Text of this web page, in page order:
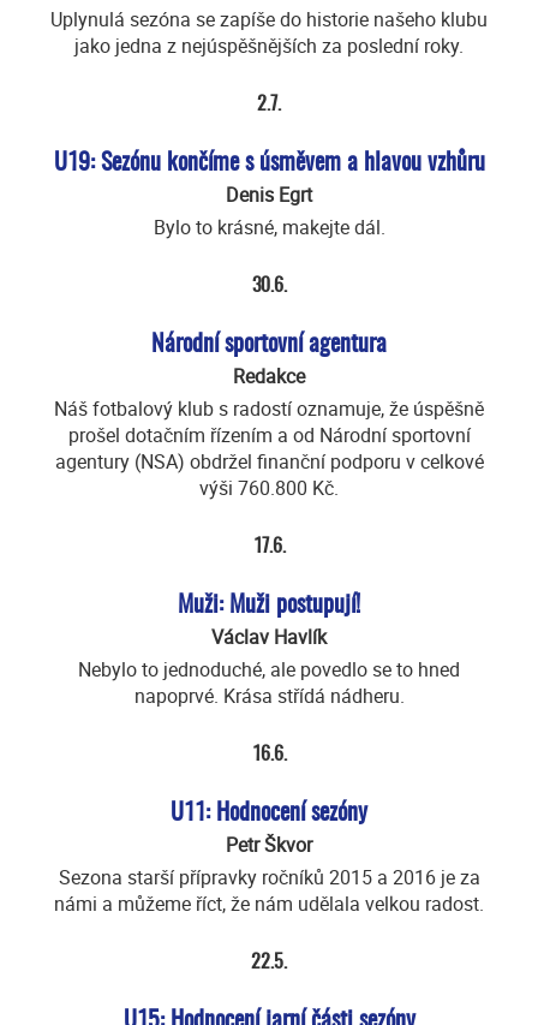
Uplynulá sezóna se zapíše do historie našeho klubu
jako jedna z nejúspěšnějších za poslední roky.
2.7.
U19: Sezónu končíme s úsměvem a hlavou vzhůru
Denis Egrt
Bylo to krásné, makejte dál.
30.6.
Národní sportovní agentura
Redakce
Náš fotbalový klub s radostí oznamuje, že úspěšně
prošel dotačním řízením a od Národní sportovní
agentury (NSA) obdržel finanční podporu v celkové
výši 760.800 Kč.
17.6.
Muži: Muži postupují!
Václav Havlík
Nebylo to jednoduché, ale povedlo se to hned
napoprvé. Krása střídá nádheru.
16.6.
U11: Hodnocení sezóny
Petr Škvor
Sezona starší přípravky ročníků 2015 a 2016 je za
námi a můžeme říct, že nám udělala velkou radost.
22.5.